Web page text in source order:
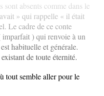
sont absents comme dans le
» qui rappelle « il était
Le cadre de ce conte
) qui renvoie à un
habituelle et générale.
de toute éternité.
tout semble aller pour le